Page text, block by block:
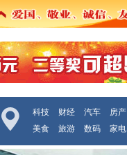
科技 财经 汽车 房产
美食
旅游 数码 家电